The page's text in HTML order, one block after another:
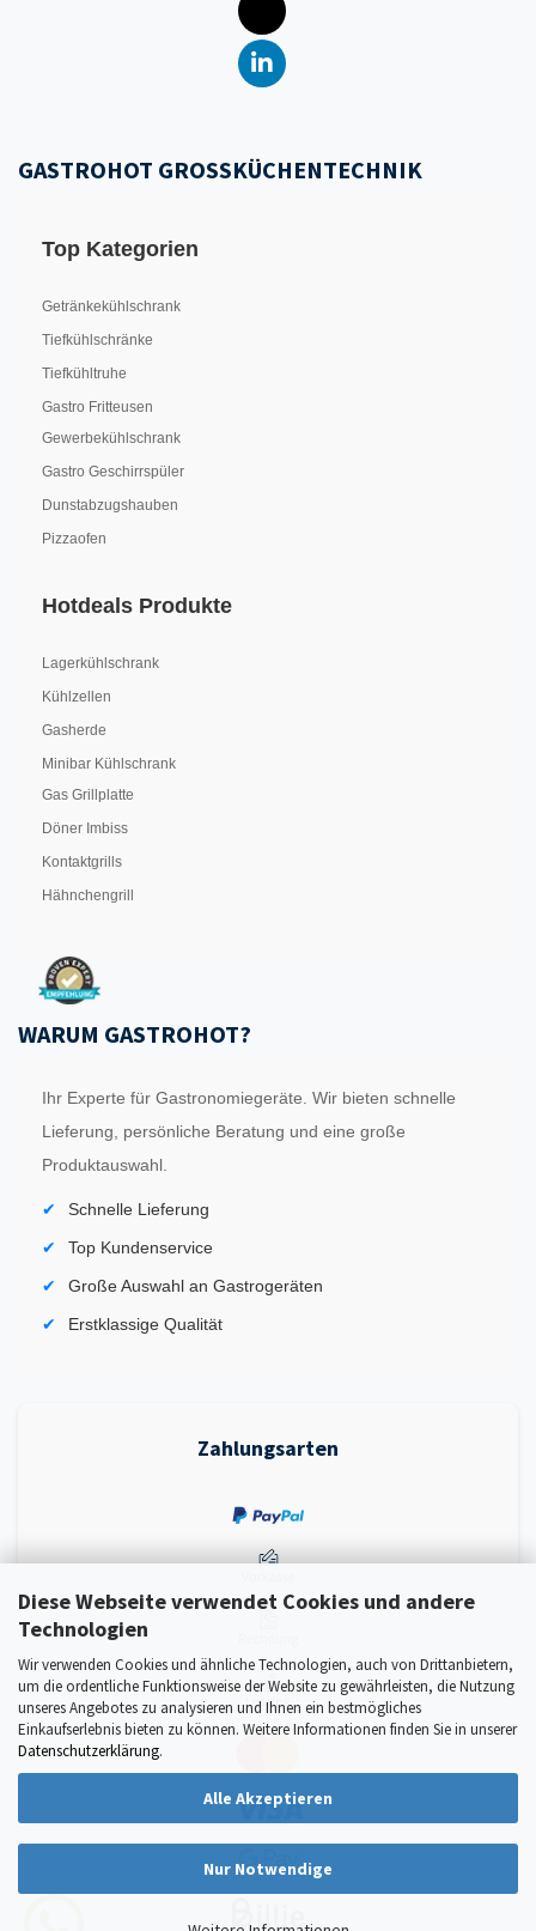
Diese Webseite verwendet Cookies und andere
Technologien
Wir verwenden Cookies und ähnliche Technologien, auch von Drittanbietern,
um die ordentliche Funktionsweise der Website zu gewährleisten, die Nutzung
unseres Angebotes zu analysieren und Ihnen ein bestmögliches
Einkaufserlebnis bieten zu können. Weitere Informationen finden Sie in unserer
Datenschutzerklärung.
Alle Akzeptieren
Nur Notwendige
GASTROHOT GROSSKÜCHENTECHNIK
Top Kategorien
Getränkekühlschrank
Tiefkühlschränke
Tiefkühltruhe
Gastro Fritteusen
Gewerbekühlschrank
Gastro Geschirrspüler
Dunstabzugshauben
Pizzaofen
Hotdeals Produkte
Lagerkühlschrank
Kühlzellen
Gasherde
Minibar Kühlschrank
Gas Grillplatte
Döner Imbiss
Kontaktgrills
Hähnchengrill
WARUM GASTROHOT?
Ihr Experte für Gastronomiegeräte. Wir bieten schnelle
Lieferung, persönliche Beratung und eine große
Produktauswahl.
Schnelle Lieferung
Top Kundenservice
Große Auswahl an Gastrogeräten
Erstklassige Qualität
Zahlungsarten